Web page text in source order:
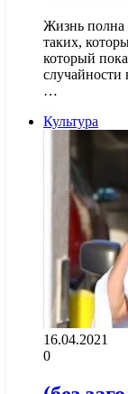
Жизнь полна
таких,
который
случайности
…
Культура
16.04.2021
0